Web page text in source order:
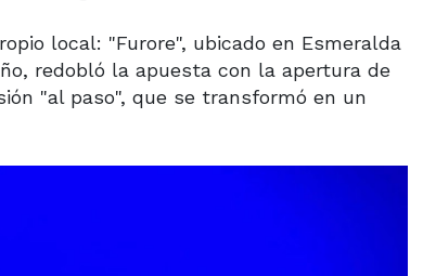
local: "Furore", ubicado en Esmeralda
redobló la apuesta con la apertura de
"al paso", que se transformó en un